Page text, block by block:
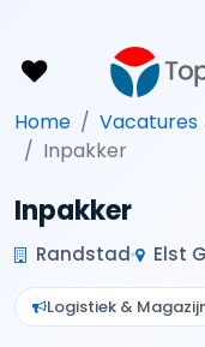
Home Vacatures
Inpakker
Inpakker
Randstad Elst
Logistiek &